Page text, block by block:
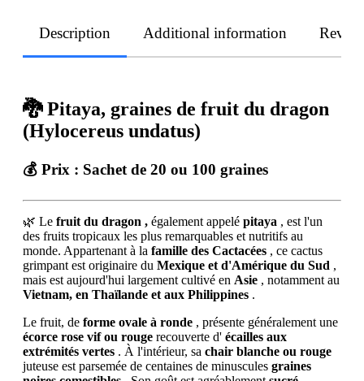
Description Additional information
🐉 Pitaya, graines de fruit du dragon
(Hylocereus undatus)
💰 Prix : Sachet de 20 ou 100 graines
🌿 Le fruit du dragon , également appelé pitaya , est l'un
des fruits tropicaux les plus remarquables et nutritifs au
monde. Appartenant à la famille des Cactacées , ce cactus
grimpant est originaire du Mexique et d'Amérique du Sud ,
mais est aujourd'hui largement cultivé en Asie , notamment au
Vietnam, en Thaïlande et aux Philippines .
Le fruit, de forme ovale à ronde , présente généralement une
écorce rose vif ou rouge recouverte d' écailles aux
extrémités vertes . À l'intérieur, sa chair blanche ou rouge
juteuse est parsemée de centaines de minuscules graines